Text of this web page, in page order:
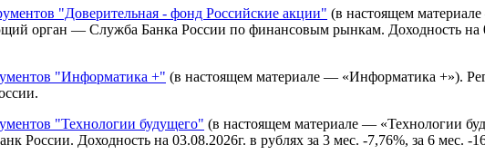
"Доверительная - фонд Российские акции" (в настоящем
орган — Служба Банка России по финансовым рынкам. Доходность на
"Информатика +" (в настоящем материале — «Информатика +»).
"Технологии будущего" (в настоящем материале — «Технологии
Доходность на 03.08.2026г. в рублях за 3 мес. -7,76%, за 6 мес. -